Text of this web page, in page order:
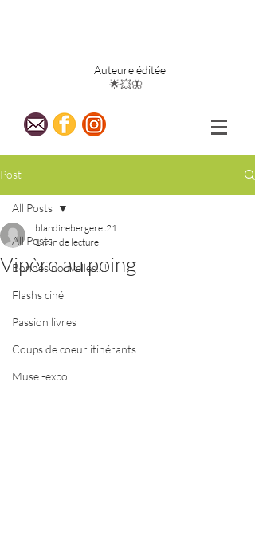
Auteure éditée
🌟💥🦋
Post
All Posts
Bonnes nouvelles...!
Flashs ciné
Passion livres
Coups de coeur itinérants
Muse -expo
All Posts
Vipère au poing
blandinebergeret21
1 min de lecture